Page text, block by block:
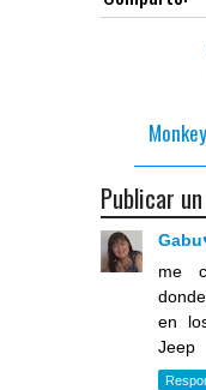
Publicar
me
en
Jeep